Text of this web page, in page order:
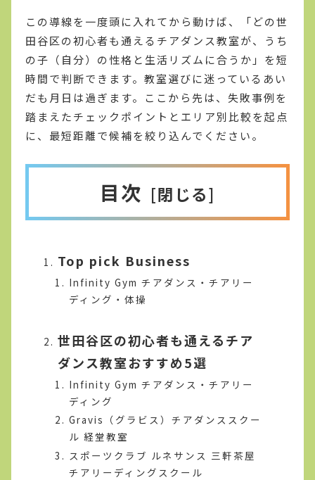
この導線を一度頭に入れてから動けば、「どの世
田谷区の初心者も通えるチアダンス教室が、うち
の子（自分）の性格と生活リズムに合うか」を短
時間で判断できます。教室選びに迷っているあい
だも月日は過ぎます。ここから先は、失敗事例を
踏まえたチェックポイントとエリア別比較を起点
に、最短距離で候補を絞り込んでください。
目次
Top pick Business
Infinity Gym チアダンス・チアリー
ディング・体操
世田谷区の初心者も通えるチア
ダンス教室おすすめ5選
Infinity Gym チアダンス・チアリー
ディング
Gravis（グラビス）チアダンススクー
ル 経堂教室
スポーツクラブ ルネサンス 三軒茶屋
チアリーディングスクール